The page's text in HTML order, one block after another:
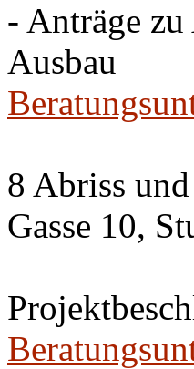
- Anträge
Ausbau
8 Abriss
Gasse 10,